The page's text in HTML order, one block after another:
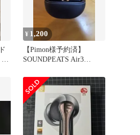
¥ 1,200
【Pimon様予約済】
SOUNDPEATS Air3